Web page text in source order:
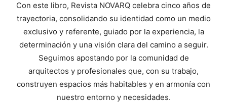
Con este libro, Revista NOVARQ celebra cinco años de
trayectoria, consolidando su identidad como un medio
exclusivo y referente, guiado por la experiencia, la
determinación y una visión clara del camino a seguir.
Seguimos apostando por la comunidad de
arquitectos y profesionales que, con su trabajo,
construyen espacios más habitables y en armonía con
nuestro entorno y necesidades.